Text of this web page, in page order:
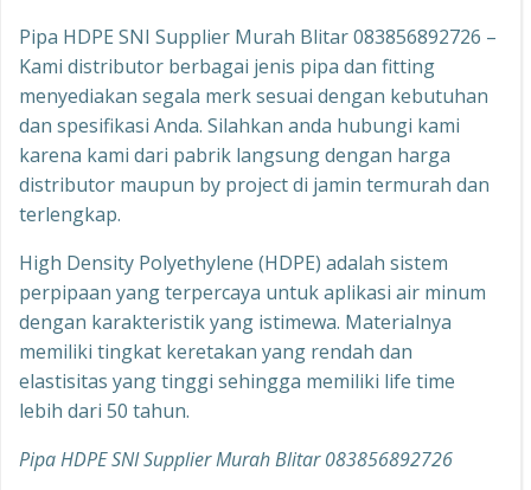
Pipa HDPE SNI Supplier Murah Blitar 083856892726 –
Kami distributor berbagai jenis pipa dan fitting
menyediakan segala merk sesuai dengan kebutuhan
dan spesifikasi Anda. Silahkan anda hubungi kami
karena kami dari pabrik langsung dengan harga
distributor maupun by project di jamin termurah dan
terlengkap.
High Density Polyethylene (HDPE) adalah sistem
perpipaan yang terpercaya untuk aplikasi air minum
dengan karakteristik yang istimewa. Materialnya
memiliki tingkat keretakan yang rendah dan
elastisitas yang tinggi sehingga memiliki life time
lebih dari 50 tahun.
Pipa HDPE SNI Supplier Murah Blitar 083856892726